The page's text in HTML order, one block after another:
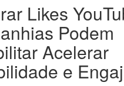
Likes
Podem
Acelerar
e